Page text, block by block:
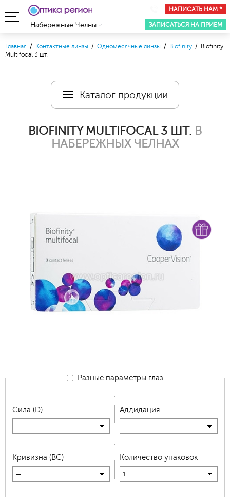
НАПИСАТЬ НАМ *
ЗАПИСАТЬСЯ НА ПРИЕМ
Набережные Челны
Главная / Контактные линзы / Одномесячные линзы / Biofinity / Biofinity
Multifocal 3 шт.
Каталог продукции
BIOFINITY MULTIFOCAL 3 ШТ. В
НАБЕРЕЖНЫХ ЧЕЛНАХ
Разные параметры глаз
Сила (D)
—
Аддидация
—
Кривизна (BC)
—
Количество упаковок
1